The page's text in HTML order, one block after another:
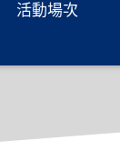
活動場次